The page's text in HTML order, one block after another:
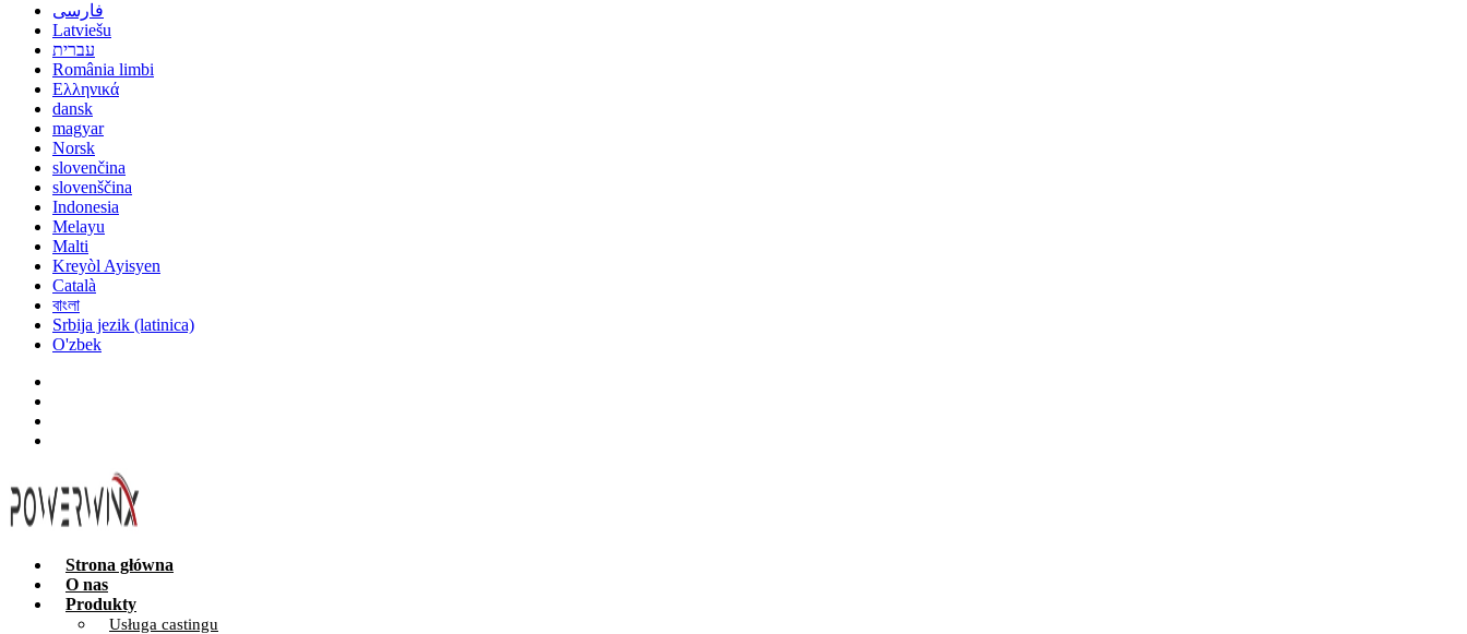
فارسی
Latviešu
עברית
România limbi
Ελληνικά
dansk
magyar
Norsk
slovenčina
slovenščina
Indonesia
Melayu
Malti
Kreyòl Ayisyen
Català
বাংলা
Srbija jezik (latinica)
O'zbek
Strona główna
O nas
Produkty
Usługa castingu